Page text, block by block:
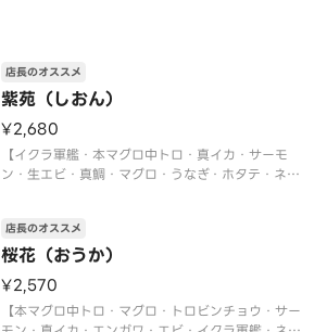
紫苑（しおん）
店長のオススメ
¥2,680
【イクラ軍艦・本マグロ中トロ・真イカ・サーモ
ン・生エビ・真鯛・マグロ・うなぎ・ホタテ・ネギ
桜花（おうか）
店長のオススメ
¥2,570
【本マグロ中トロ・マグロ・トロビンチョウ・サー